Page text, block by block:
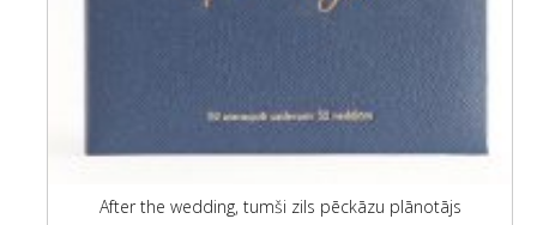
After the wedding, tumši zils pēckāzu plānotājs